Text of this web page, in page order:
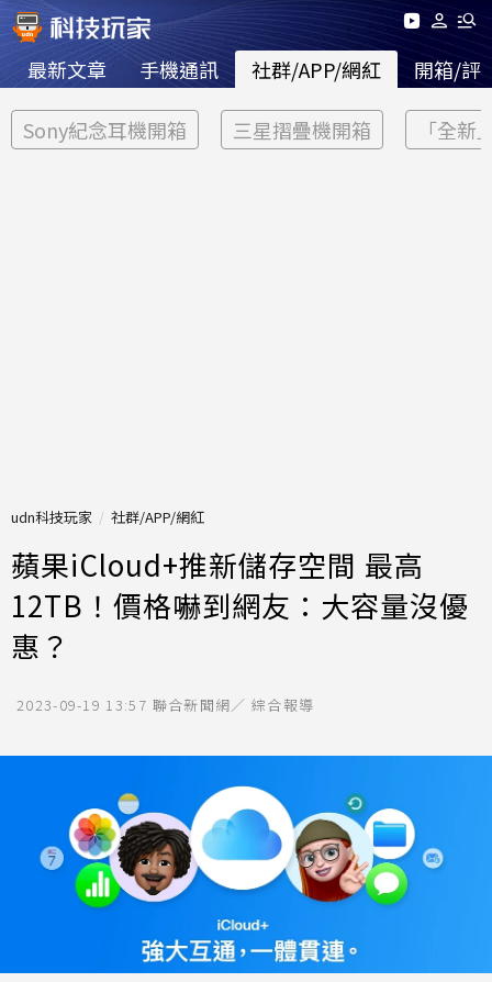
最新文章 手機通訊 社群/APP/網紅 開箱/評
Sony紀念耳機開箱 三星摺疊機開箱 「全新
udn科技玩家 社群/APP/網紅
蘋果iCloud+推新儲存空間 最高
12TB！價格嚇到網友：大容量沒優
惠？
2023-09-19 13:57 聯合新聞網／ 綜合報導